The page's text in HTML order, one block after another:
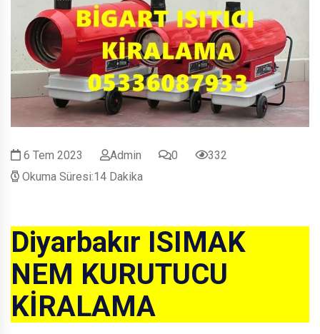
6 Tem 2023 Admin 0
332
Okuma Süresi:14 Dakika
Diyarbakır ISIMAK
NEM KURUTUCU
KİRALAMA